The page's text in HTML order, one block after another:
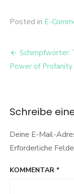
Posted in E-
Beitrags-
Navigation
Schimpfwörter:
Power of Profanity
Schreibe
Deine E-Mail-
Erforderliche
KOMMENTAR *